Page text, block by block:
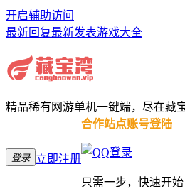
开启辅助访问
最新回复最新发表游戏大全
精品稀有网游单机一键端，尽在藏
登录 立即注册
合作站点账号登陆
只需一步，快速开始